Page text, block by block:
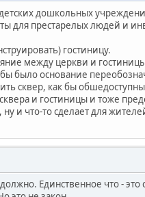
дошкольных
для престарелых людей и
гостиницу.
между церкви и
было основание
сквер, как бы
и гостиницы и тоже
и что-то сделает для
Единственное что - это